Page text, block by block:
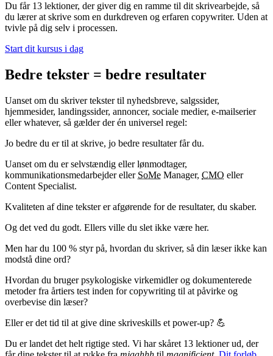
Du får 13 lektioner, der giver dig en ramme til dit skrivearbejde, så
du lærer at skrive som en durkdreven og erfaren copywriter. Uden at
tvivle på dig selv i processen.
Start dit kursus i dag
Bedre tekster = bedre resultater
Uanset om du skriver tekster til nyhedsbreve, salgssider,
hjemmesider, landingssider, annoncer, sociale medier, e-mailserier
eller whatever, så gælder der én universel regel:
Jo bedre du er til at skrive, jo bedre resultater får du.
Uanset om du er selvstændig eller lønmodtager,
kommunikationsmedarbejder eller SoMe Manager, CMO eller
Content Specialist.
Kvaliteten af dine tekster er afgørende for de resultater, du skaber.
Og det ved du godt. Ellers ville du slet ikke være her.
Men har du 100 % styr på, hvordan du skriver, så din læser ikke kan
modstå dine ord?
Hvordan du bruger psykologiske virkemidler og dokumenterede
metoder fra årtiers test inden for copywriting til at påvirke og
overbevise din læser?
Eller er det tid til at give dine skriveskills et power-up? 💪
Du er landet det helt rigtige sted. Vi har skåret 13 lektioner ud, der